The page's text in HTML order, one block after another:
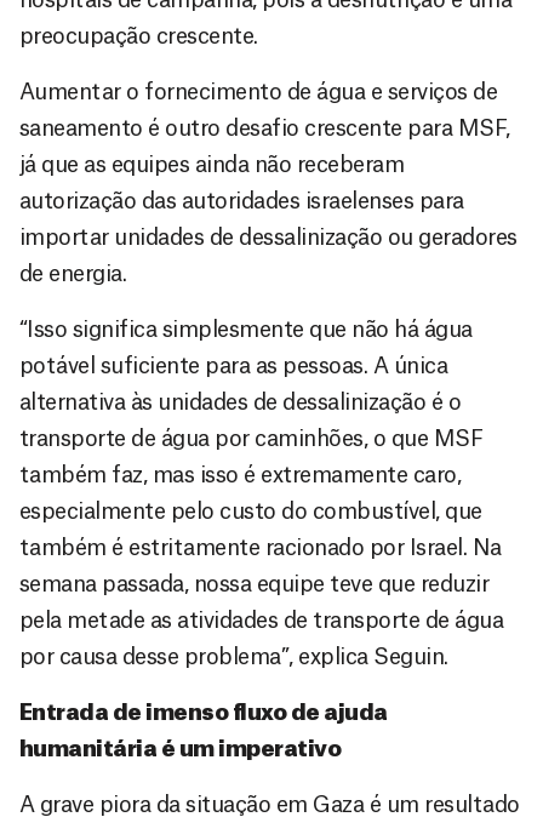
preocupação crescente.
Aumentar o fornecimento de água e serviços de
saneamento é outro desafio crescente para MSF,
já que as equipes ainda não receberam
autorização das autoridades israelenses para
importar unidades de dessalinização ou geradores
de energia.
“Isso significa simplesmente que não há água
potável suficiente para as pessoas. A única
alternativa às unidades de dessalinização é o
transporte de água por caminhões, o que MSF
também faz, mas isso é extremamente caro,
especialmente pelo custo do combustível, que
também é estritamente racionado por Israel. Na
semana passada, nossa equipe teve que reduzir
pela metade as atividades de transporte de água
por causa desse problema”, explica Seguin.
Entrada de imenso fluxo de ajuda
humanitária é um imperativo
A grave piora da situação em Gaza é um resultado